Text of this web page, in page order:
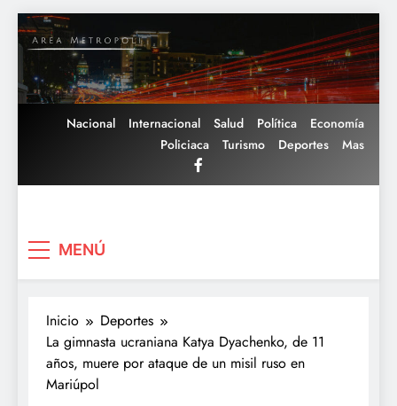
Saltar
al
contenido
Nacional Internacional Salud Política
Economía
Policiaca
Turismo Deportes Mas
MENÚ
Inicio
Deportes
La gimnasta ucraniana Katya Dyachenko, de 11
años, muere por ataque de un misil ruso en
Mariúpol